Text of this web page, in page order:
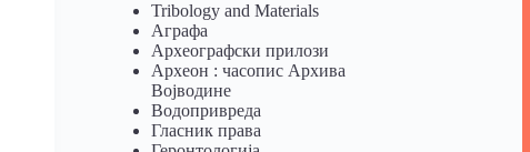
Tribology and Materials
Аграфа
Археографски прилози
Археон : часопис Архива
Војводине
Водопривреда
Гласник права